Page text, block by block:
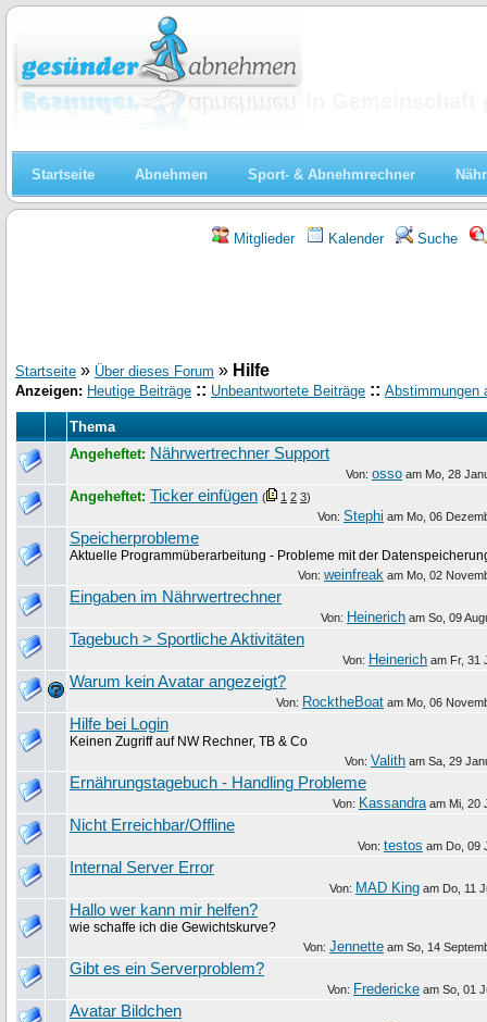
Startseite Abnehmen Sport- & Abnehmrechner
Mitglieder Kalender Suche
Startseite » Über dieses Forum » Hilfe
Anzeigen: Heutige Beiträge :: Unbeantwortete Beiträge :: Abstimmungen
Thema
Angeheftet: Nährwertrechner Support
Von: osso am Mo, 28
Angeheftet: Ticker einfügen ( 1 2 3)
Von: Stephi am Mo, 06
Speicherprobleme
Aktuelle Programmüberarbeitung - Probleme mit der
Von: weinfreak am Mo, 02
Eingaben im Nährwertrechner
Von: Heinerich am So, 09
Tagebuch > Sportliche Aktivitäten
Von: Heinerich am Fr, 31
Warum kein Avatar angezeigt?
Von: RocktheBoat am Mo, 06
Hilfe bei Login
Keinen Zugriff auf NW Rechner, TB & Co
Von: Valith am Sa, 29
Ernährungstagebuch - Handling Probleme
Von: Kassandra am Mi, 20
Nicht Erreichbar/Offline
Von: testos am Do, 09
Internal Server Error
Von: MAD King am Do, 11
Hallo wer kann mir helfen?
wie schaffe ich die Gewichtskurve?
Von: Jennette am So, 14
Gibt es ein Serverproblem?
Von: Fredericke am So, 01
Avatar Bildchen